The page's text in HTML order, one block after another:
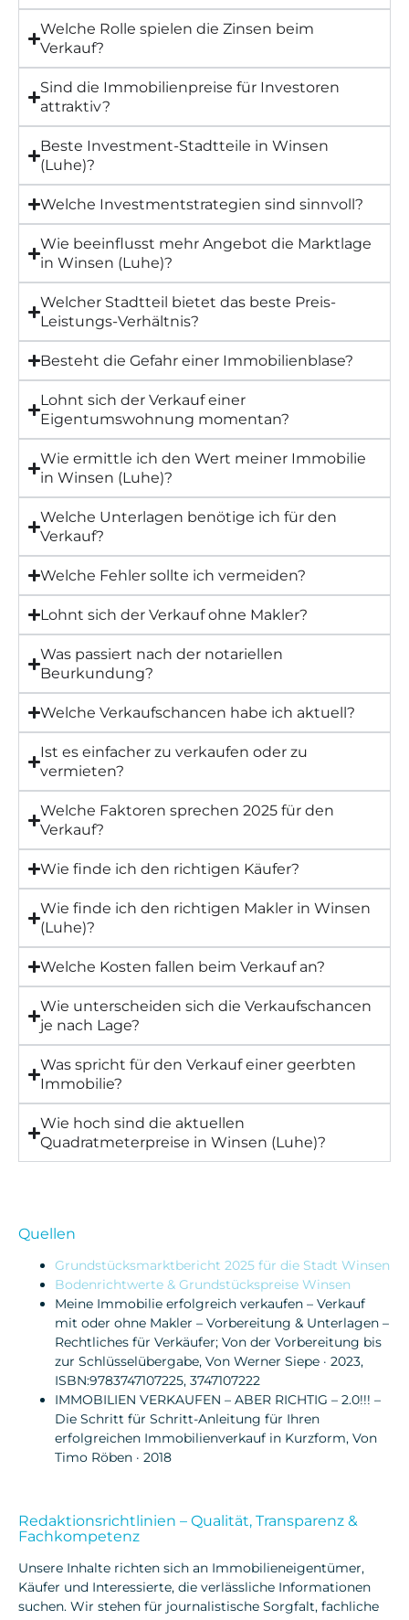
Welche Rolle spielen die Zinsen beim
Verkauf?
Sind die Immobilienpreise für Investoren
attraktiv?
Beste Investment-Stadtteile in Winsen
(Luhe)?
Welche Investmentstrategien sind sinnvoll?
Wie beeinflusst mehr Angebot die Marktlage
in Winsen (Luhe)?
Welcher Stadtteil bietet das beste Preis-
Leistungs-Verhältnis?
Besteht die Gefahr einer Immobilienblase?
Lohnt sich der Verkauf einer
Eigentumswohnung momentan?
Wie ermittle ich den Wert meiner Immobilie
in Winsen (Luhe)?
Welche Unterlagen benötige ich für den
Verkauf?
Welche Fehler sollte ich vermeiden?
Lohnt sich der Verkauf ohne Makler?
Was passiert nach der notariellen
Beurkundung?
Welche Verkaufschancen habe ich aktuell?
Ist es einfacher zu verkaufen oder zu
vermieten?
Welche Faktoren sprechen 2025 für den
Verkauf?
Wie finde ich den richtigen Käufer?
Wie finde ich den richtigen Makler in Winsen
(Luhe)?
Welche Kosten fallen beim Verkauf an?
Wie unterscheiden sich die Verkaufschancen
je nach Lage?
Was spricht für den Verkauf einer geerbten
Immobilie?
Wie hoch sind die aktuellen
Quadratmeterpreise in Winsen (Luhe)?
Quellen
Grundstücksmarktbericht 2025 für die Stadt Winsen
Bodenrichtwerte & Grundstückspreise Winsen
Meine Immobilie erfolgreich verkaufen – Verkauf
mit oder ohne Makler – Vorbereitung & Unterlagen –
Rechtliches für Verkäufer; Von der Vorbereitung bis
zur Schlüsselübergabe, Von Werner Siepe · 2023,
ISBN:9783747107225, 3747107222
IMMOBILIEN VERKAUFEN – ABER RICHTIG – 2.0!!! –
Die Schritt für Schritt-Anleitung für Ihren
erfolgreichen Immobilienverkauf in Kurzform, Von
Timo Röben · 2018
Redaktionsrichtlinien – Qualität, Transparenz &
Fachkompetenz
Unsere Inhalte richten sich an Immobilieneigentümer,
Käufer und Interessierte, die verlässliche Informationen
suchen. Wir stehen für journalistische Sorgfalt, fachliche